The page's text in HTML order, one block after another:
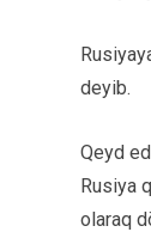
deyib.
Qeyd
Rusiya
olaraq